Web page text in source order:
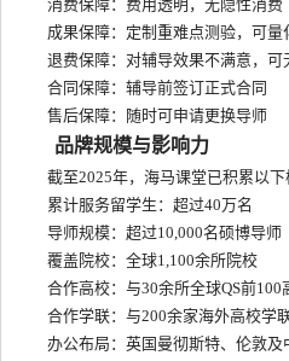
消费保障：费用透明，无隐性消费
成果保障：定制重难点测验，可量
退费保障：对辅导效果不满意，可
合同保障：辅导前签订正式合同
售后保障：随时可申请更换导师
品牌规模与影响力
截至2025年，海马课堂已积累以下
累计服务留学生：超过40万名
导师规模：超过10,000名硕博导师
覆盖院校：全球1,100余所院校
合作高校：与30余所全球QS前100
合作学联：与200余家海外高校学
办公布局：英国曼彻斯特、伦敦及